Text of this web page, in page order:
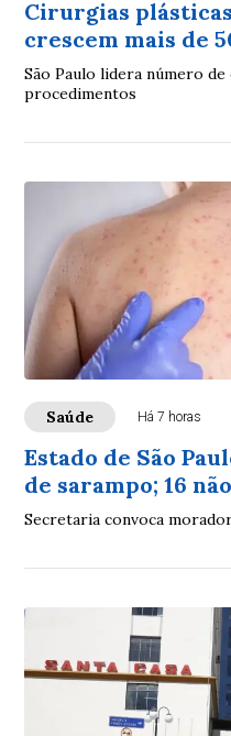
Cirurgias
crescem mais de
São Paulo lidera número
procedimentos
Saúde Há 7 horas
Estado de São
de sarampo; 16
Secretaria convoca